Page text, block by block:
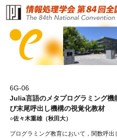
6G-06
Julia言語のメタプログラミング
び末尾呼出し機構の視覚化教材
○佐々木重雄（秋田大）
プログラミング教育において，関数呼